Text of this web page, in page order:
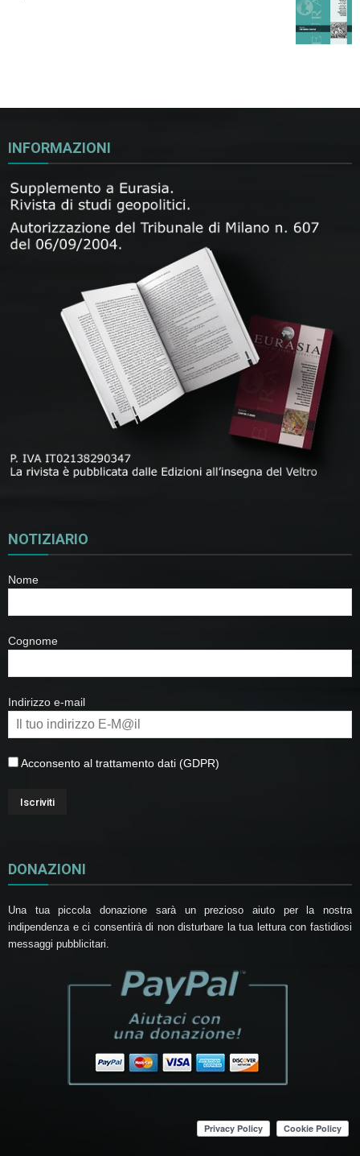
INFORMAZIONI
NOTIZIARIO
Nome
Cognome
Indirizzo e-mail
Acconsento al trattamento dati (GDPR)
DONAZIONI
Una tua piccola donazione sarà un prezioso aiuto per la nostra
indipendenza e ci consentirà di non disturbare la tua lettura con fastidiosi
messaggi pubblicitari.